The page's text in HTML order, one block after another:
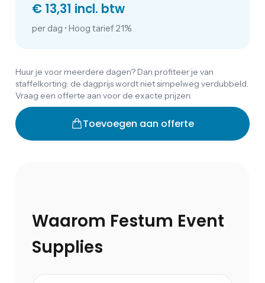
€ 13,31 incl. btw
per dag • Hoog tarief 21%
Huur je voor meerdere dagen? Dan profiteer je van
staffelkorting: de dagprijs wordt niet simpelweg verdubbeld.
Vraag een offerte aan voor de exacte prijzen.
Toevoegen aan offerte
Waarom Festum Event
Supplies